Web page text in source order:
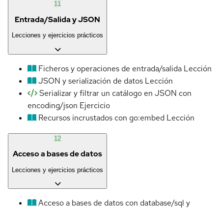
11
Entrada/Salida y JSON
Lecciones y ejercicios prácticos
Ficheros y operaciones de entrada/salida Lección
JSON y serialización de datos Lección
Serializar y filtrar un catálogo en JSON con
encoding/json Ejercicio
Recursos incrustados con go:embed Lección
12
Acceso a bases de datos
Lecciones y ejercicios prácticos
Acceso a bases de datos con database/sql y